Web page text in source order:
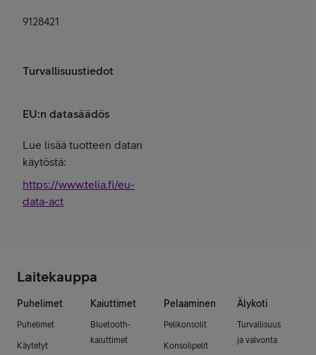
9128421
Turvallisuustiedot
EU:n datasäädös
Lue lisää tuotteen datan
käytöstä:
https://www.telia.fi/eu-
data-act
Laitekauppa
Puhelimet
Puhelimet
Käytetyt
Kaiuttimet
Bluetooth-
kaiuttimet
Pelaaminen
Pelikonsolit
Konsolipelit
Älykoti
Turvallisuus
ja valvonta